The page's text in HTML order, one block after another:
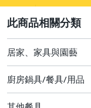
圖書/影音/文具
居家、家具與園藝
居家、家具與園藝
廚房鍋具/餐具/用品